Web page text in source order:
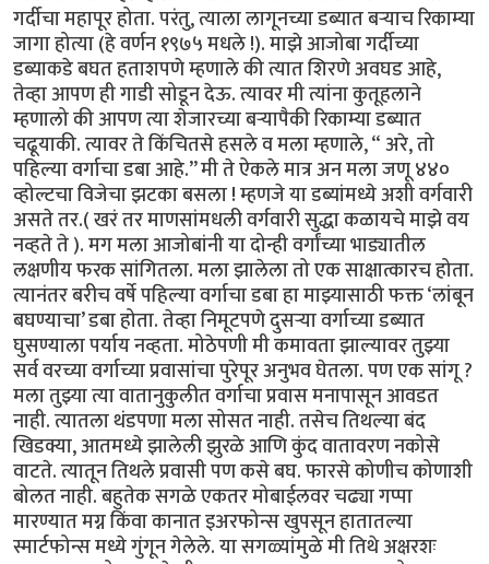
गर्दीचा महापूर होता. परंतु, त्याला लागूनच्या डब्यात बऱ्याच रिकाम्या
जागा होत्या (हे वर्णन १९७५ मधले !). माझे आजोबा गर्दीच्या
डब्याकडे बघत हताशपणे म्हणाले की त्यात शिरणे अवघड आहे,
तेव्हा आपण ही गाडी सोडून देऊ. त्यावर मी त्यांना कुतूहलाने
म्हणालो की आपण त्या शेजारच्या बऱ्यापैकी रिकाम्या डब्यात
चढूयाकी. त्यावर ते किंचितसे हसले व मला म्हणाले, “ अरे, तो
पहिल्या वर्गाचा डबा आहे.’’ मी ते ऐकले मात्र अन मला जणू ४४०
व्होल्टचा विजेचा झटका बसला ! म्हणजे या डब्यांमध्ये अशी वर्गवारी
असते तर.( खरं तर माणसांमधली वर्गवारी सुद्धा कळायचे माझे वय
नव्हते ते ). मग मला आजोबांनी या दोन्ही वर्गांच्या भाड्यातील
लक्षणीय फरक सांगितला. मला झालेला तो एक साक्षात्कारच होता.
त्यानंतर बरीच वर्षे पहिल्या वर्गाचा डबा हा माझ्यासाठी फक्त ‘लांबून
बघण्याचा’ डबा होता. तेव्हा निमूटपणे दुसऱ्या वर्गाच्या डब्यात
घुसण्याला पर्याय नव्हता. मोठेपणी मी कमावता झाल्यावर तुझ्या
सर्व वरच्या वर्गाच्या प्रवासांचा पुरेपूर अनुभव घेतला. पण एक सांगू ?
मला तुझ्या त्या वातानुकुलीत वर्गाचा प्रवास मनापासून आवडत
नाही. त्यातला थंडपणा मला सोसत नाही. तसेच तिथल्या बंद
खिडक्या, आतमध्ये झालेली झुरळे आणि कुंद वातावरण नकोसे
वाटते. त्यातून तिथले प्रवासी पण कसे बघ. फारसे कोणीच कोणाशी
बोलत नाही. बहुतेक सगळे एकतर मोबाईलवर चढ्या गप्पा
मारण्यात मग्न किंवा कानात इअरफोन्स खुपसून हातातल्या
स्मार्टफोन्स मध्ये गुंगून गेलेले. या सगळ्यांमुळे मी तिथे अक्षरशः